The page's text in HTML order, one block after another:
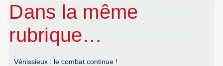
Dans la même
rubrique…
Vénissieux : le combat continue !